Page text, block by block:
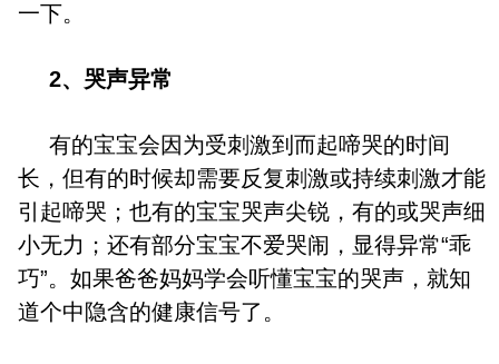
一下。
2、哭声异常
有的宝宝会因为受刺激到而起啼哭的时间
长，但有的时候却需要反复刺激或持续刺激才能
引起啼哭；也有的宝宝哭声尖锐，有的或哭声细
小无力；还有部分宝宝不爱哭闹，显得异常“乖
巧”。如果爸爸妈妈学会听懂宝宝的哭声，就知
道个中隐含的健康信号了。